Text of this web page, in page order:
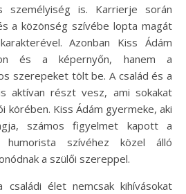
személyiség is. Karrierje során
a közönség szívébe lopta magát
Azonban Kiss Ádám
és a képernyőn, hanem a
szerepeket tölt be. A család és a
aktívan részt vesz, ami sokakat
körében. Kiss Ádám gyermeke, aki
számos figyelmet kapott a
szívéhez közel álló
a szülői szereppel.
élet nemcsak kihívásokat